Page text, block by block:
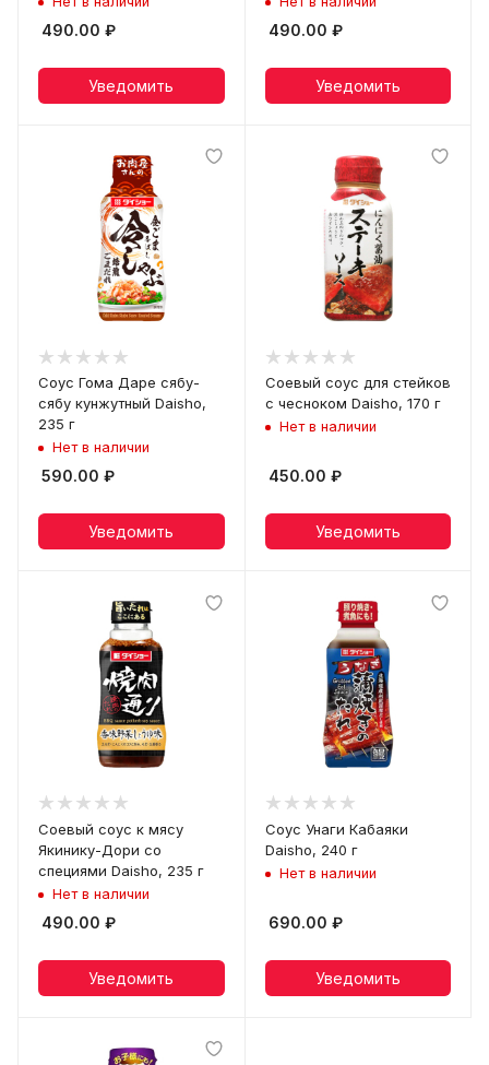
490.00 ₽
Уведомить
490.00 ₽
Уведомить
Соус Гома Даре сябу-
сябу кунжутный Daisho,
235 г
Нет в наличии
590.00 ₽
Уведомить
Соевый соус для стейков
с чесноком Daisho, 170 г
Нет в наличии
450.00 ₽
Уведомить
Соевый соус к мясу
Якинику-Дори со
специями Daisho, 235 г
Нет в наличии
490.00 ₽
Уведомить
Соус Унаги Кабаяки
Daisho, 240 г
Нет в наличии
690.00 ₽
Уведомить